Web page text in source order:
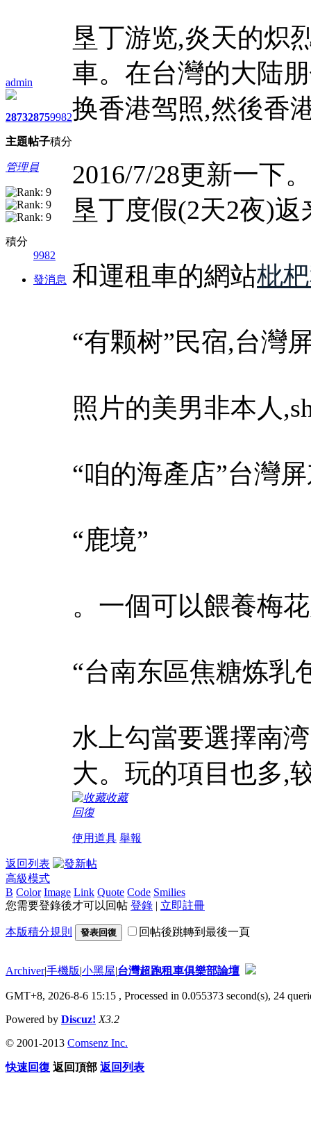
admin
2873
主題
2875
帖子
9982
積分
管理員
積分
9982
發消息
垦丁游览,炎天的炽
車。在台灣的大陆
换香港驾照,然後香
2016/7/28更新一下
垦丁度假(2天2夜)
和運租車的網站枇
“有颗树”民宿,台灣
照片的美男非本人
“咱的海產店”台灣
“鹿境”
。一個可以餵養梅
“台南东區焦糖炼乳
水上勾當要選擇南
大。玩的項目也多,
收藏
回復
使用道具 舉報
返回列表
高級模式
B Color Image Link Quote Code Smilies
您需要登錄後才可以回帖 登錄 | 立即註冊
本版積分規則 發表回復 回帖後跳轉到最後一頁
Archiver|手機版|小黑屋|台灣超跑租車俱樂部論壇
GMT+8, 2026-8-6 15:15 , Processed in 0.055373 second(s), 24
Powered by Discuz! X3.2
© 2001-2013 Comsenz Inc.
快速回復 返回頂部 返回列表